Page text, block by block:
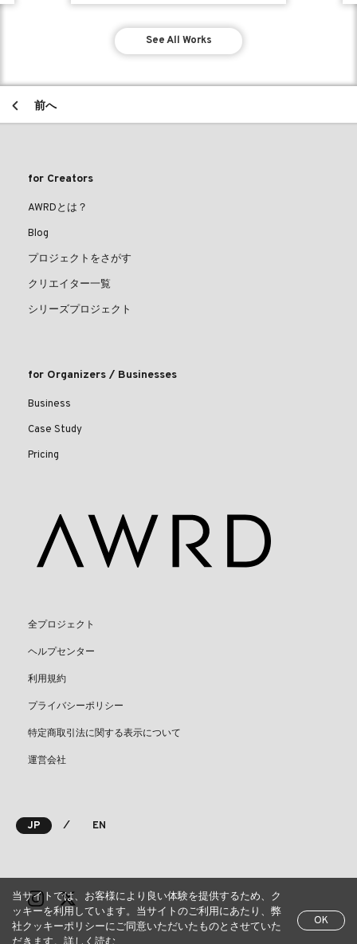
See All Works
前へ
for Creators
AWRDとは？
Blog
プロジェクトをさがす
クリエイター一覧
シリーズプロジェクト
for Organizers / Businesses
Business
Case Study
Pricing
全プロジェクト
ヘルプセンター
利用規約
プライバシーポリシー
特定商取引法に関する表示について
運営会社
JP ⁄ EN
当サイトでは、お客様により良い体験を提供するため、ク
ッキーを利用しています。当サイトのご利用にあたり、弊
社クッキーポリシーにご同意いただいたものとさせていた
OK